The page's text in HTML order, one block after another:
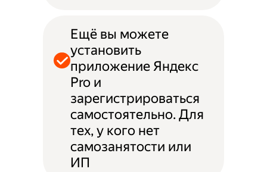
Ещё вы можете
установить
приложение Яндекс
Pro и
зарегистрироваться
самостоятельно. Для
тех, у кого нет
самозанятости или
ИП